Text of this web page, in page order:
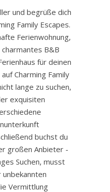
und begrüße dich
Family Escapes.
Ferienwohnung,
B&B
für deinen
Charming Family
lange zu suchen,
exquisiten
buchst du
großen Anbieter -
Suchen, musst
Vermittlung